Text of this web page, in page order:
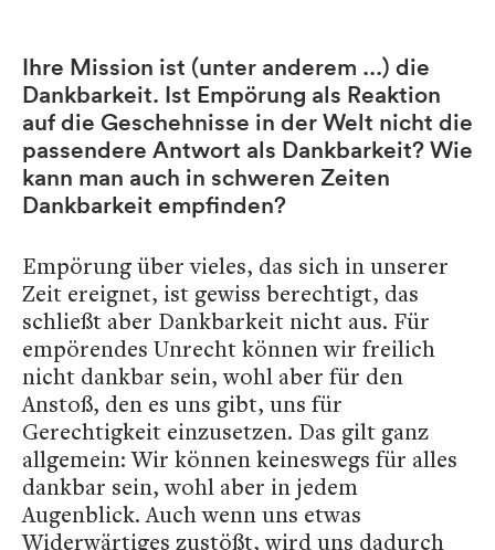
Ihre Mission ist (unter anderem ...) die
Dankbarkeit. Ist Empörung als Reaktion
auf die Geschehnisse in der Welt nicht die
passendere Antwort als Dankbarkeit? Wie
kann man auch in schweren Zeiten
Dankbarkeit empfinden?
Empörung über vieles, das sich in unserer
Zeit ereignet, ist gewiss berechtigt, das
schließt aber Dankbarkeit nicht aus. Für
empörendes Unrecht können wir freilich
nicht dankbar sein, wohl aber für den
Anstoß, den es uns gibt, uns für
Gerechtigkeit einzusetzen. Das gilt ganz
allgemein: Wir können keineswegs für alles
dankbar sein, wohl aber in jedem
Augenblick. Auch wenn uns etwas
Widerwärtiges zustößt, wird uns dadurch